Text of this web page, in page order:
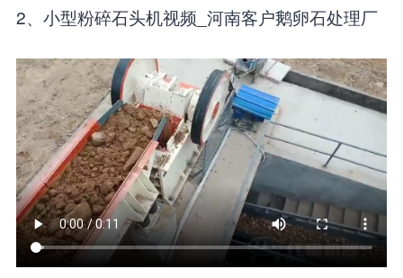
2、小型粉碎石头机视频_河南客户鹅卵石处理厂